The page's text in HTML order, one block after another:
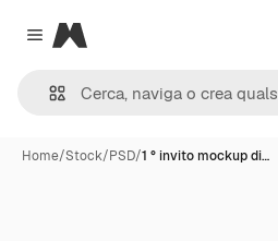
Close menu
Magnific
Home/Stock/PSD/1 ° invito mockup di…